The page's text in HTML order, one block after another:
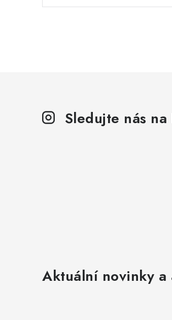
Sledujte nás
Aktuální novinky a